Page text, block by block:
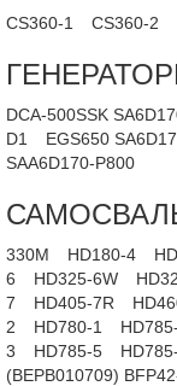
CS360-1 CS360-2
DCA-500SSK
D1
EGS650
SAA6D170-P800
330M HD180-4
6
HD325-6W
7
HD405-7R
2
HD780-1
3
HD785-5
(BEPB010709)